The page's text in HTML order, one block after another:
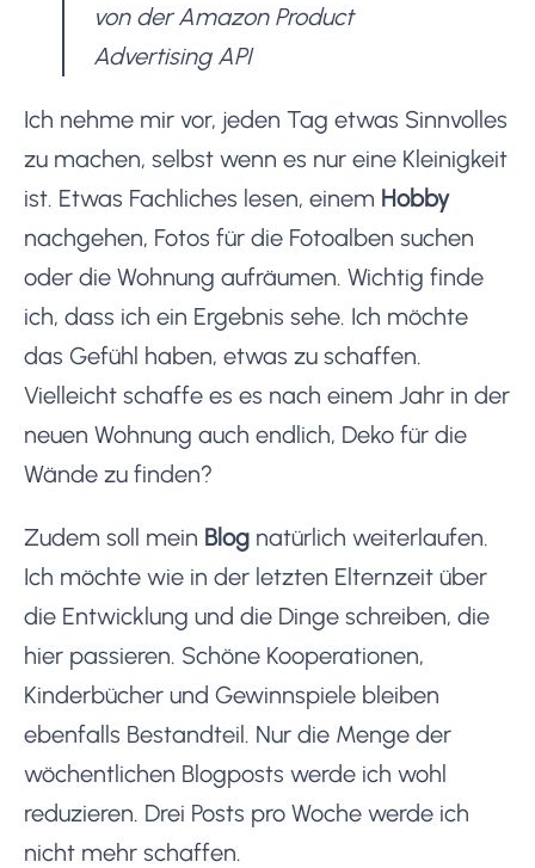
von der Amazon Product
Advertising API
Ich nehme mir vor, jeden Tag etwas Sinnvolles
zu machen, selbst wenn es nur eine Kleinigkeit
ist. Etwas Fachliches lesen, einem Hobby
nachgehen, Fotos für die Fotoalben suchen
oder die Wohnung aufräumen. Wichtig finde
ich, dass ich ein Ergebnis sehe. Ich möchte
das Gefühl haben, etwas zu schaffen.
Vielleicht schaffe es es nach einem Jahr in der
neuen Wohnung auch endlich, Deko für die
Wände zu finden?
Zudem soll mein Blog natürlich weiterlaufen.
Ich möchte wie in der letzten Elternzeit über
die Entwicklung und die Dinge schreiben, die
hier passieren. Schöne Kooperationen,
Kinderbücher und Gewinnspiele bleiben
ebenfalls Bestandteil. Nur die Menge der
wöchentlichen Blogposts werde ich wohl
reduzieren. Drei Posts pro Woche werde ich
nicht mehr schaffen.